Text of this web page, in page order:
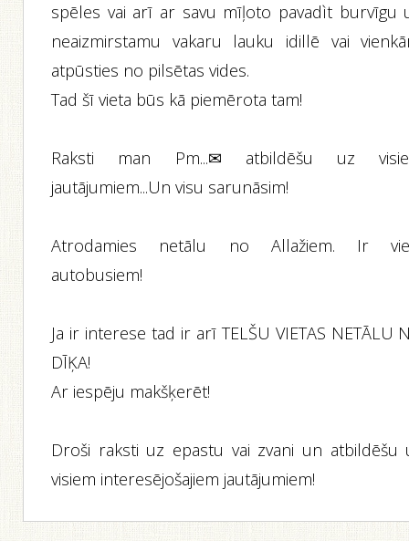
spēles vai arī ar savu mīļoto pavadìt burvīgu
neaizmirstamu vakaru lauku idillē vai
atpūsties no pilsētas vides.
Tad šī vieta būs kā piemērota tam!
Raksti man Pm...✉ atbildēšu uz
jautājumiem...Un visu sarunāsim!
Atrodamies netālu no Allažiem. Ir
autobusiem!
Ja ir interese tad ir arī TELŠU VIETAS NETĀLU
DĪĶA!
Ar iespēju makšķerēt!
Droši raksti uz epastu vai zvani un atbildēšu
visiem interesējošajiem jautājumiem!